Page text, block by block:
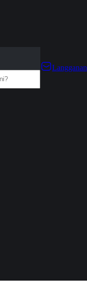
Langganan